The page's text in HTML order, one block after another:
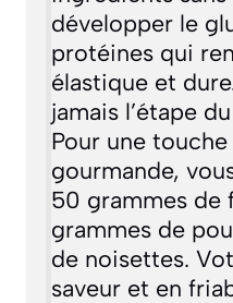
développer le
protéines qui
élastique et
jamais l’étape
Pour une
gourmande,
50 grammes de
grammes de
de noisettes.
saveur et en